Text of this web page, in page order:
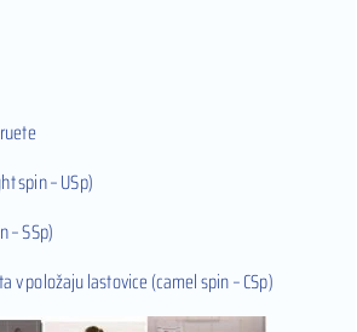
spin – USp)
– SSp)
v položaju lastovice (camel spin – CSp)